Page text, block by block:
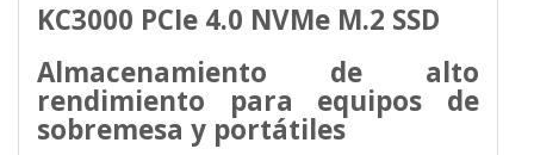
KC3000 PCIe 4.0 NVMe M.2 SSD
Almacenamiento de alto
rendimiento para equipos de
sobremesa y portátiles